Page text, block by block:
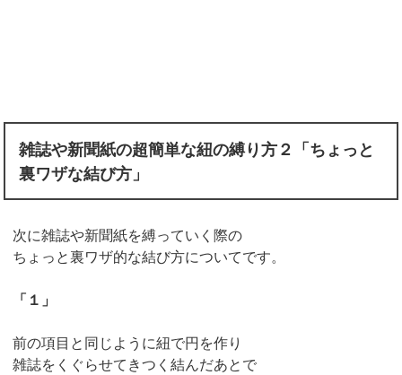
雑誌や新聞紙の超簡単な紐の縛り方２「ちょっと
裏ワザな結び方」
次に雑誌や新聞紙を縛っていく際の
ちょっと裏ワザ的な結び方についてです。
「１」
前の項目と同じように紐で円を作り
雑誌をくぐらせてきつく結んだあとで